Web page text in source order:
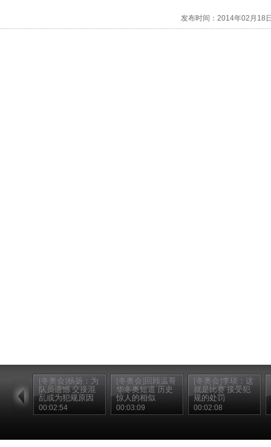
发布时间：2014年02月18
[冬奥会]杨扬：为
队员遗憾 交接混
乱或为犯规原因
00:02:54
[冬奥会]回顾温哥
华冬奥短道 历史
惊人的相似
00:03:09
[冬奥会]李琰：这
就是比赛 接受犯
规的处罚
00:02:08